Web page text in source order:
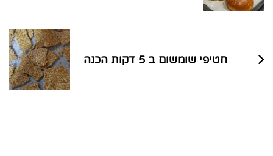
חטיפי שומשום ב 5 דקות הכנה